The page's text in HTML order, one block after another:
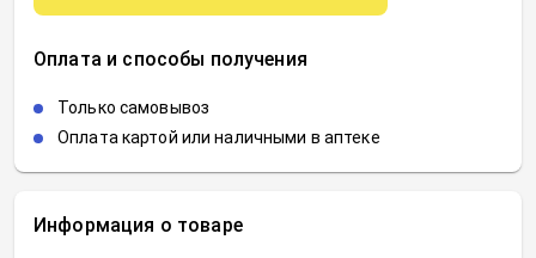
Информация о товаре
Оплата и способы получения
Только самовывоз
Оплата картой или наличными в аптеке